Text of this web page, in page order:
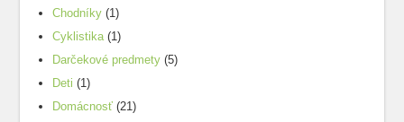
Chodníky (1)
Cyklistika(1)
Darčekové predmety (5)
Deti (1)
Domácnosť (21)